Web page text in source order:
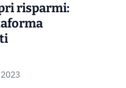
risparmi: